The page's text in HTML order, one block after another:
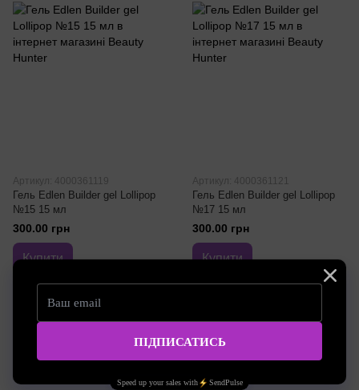
Артикул: 4000361119
Гель Edlen Builder gel Lollipop
№15 15 мл
300.00 грн
Купити
Артикул: 4000361121
Гель Edlen Builder gel Lollipop
№17 15 мл
300.00 грн
Купити